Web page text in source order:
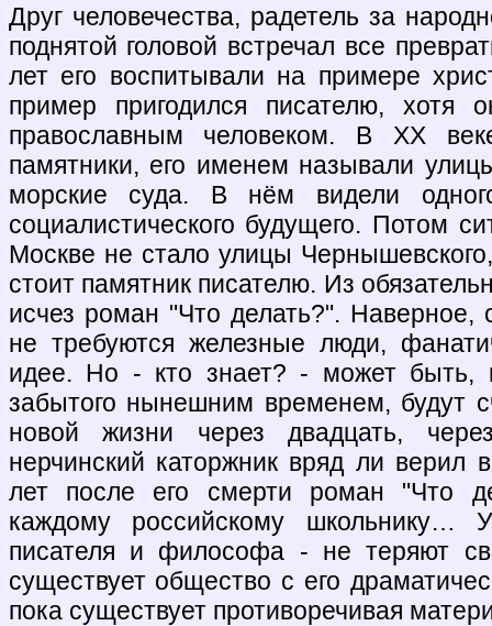
Друг человечества, радетель за
поднятой головой встречал все
лет его воспитывали на примере
пример пригодился писателю,
православным человеком. В ХХ
памятники, его именем называли
морские суда. В нём видели
социалистического будущего. Потом
Москве не стало улицы
стоит памятник писателю. Из
исчез роман "Что делать?". Наверное,
не требуются железные люди,
идее. Но - кто знает? - может быть,
забытого нынешним временем, будут
новой жизни через двадцать,
нерчинский каторжник вряд ли верил
лет после его смерти роман "Что
каждому российскому школьнику…
писателя и философа - не теряют
существует общество с его
пока существует противоречивая